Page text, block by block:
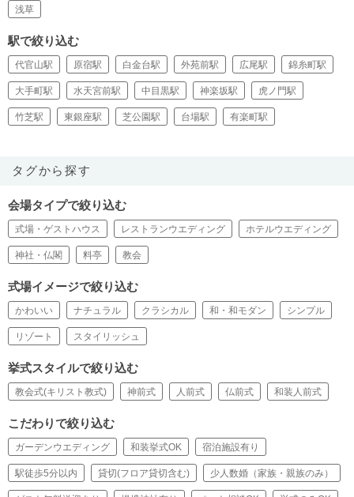
浅草
駅で絞り込む
代官山駅 原宿駅 白金台駅 外苑前駅 広尾駅 錦糸町駅
大手町駅 水天宮前駅 中目黒駅 神楽坂駅 虎ノ門駅
竹芝駅 東銀座駅 芝公園駅 台場駅 有楽町駅
タグから探す
会場タイプで絞り込む
式場・ゲストハウス レストランウエディング ホテルウエディング
神社・仏閣 料亭 教会
式場イメージで絞り込む
かわいい ナチュラル クラシカル 和・和モダン シンプル
リゾート スタイリッシュ
挙式スタイルで絞り込む
教会式(キリスト教式) 神前式 人前式 仏前式 和装人前式
こだわりで絞り込む
ガーデンウエディング 和装挙式OK 宿泊施設有り
駅徒歩5分以内 貸切(フロア貸切含む) 少人数婚（家族・親族のみ）